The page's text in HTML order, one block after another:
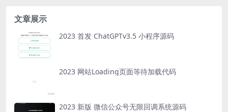
文章展示
2023 首发 ChatGPTv3.5 小程序源码
2023 网站Loading页面等待加载代码
2023 新版 微信公众号无限回调系统源码